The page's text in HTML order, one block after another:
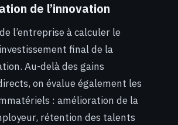
de l’innovation
l’entreprise à calculer le
final de la
Au-delà des gains
on évalue également les
: amélioration de la
rétention des talents